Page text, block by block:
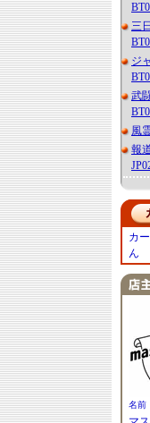
三
ジ
武
風
報
カ
ん
名前